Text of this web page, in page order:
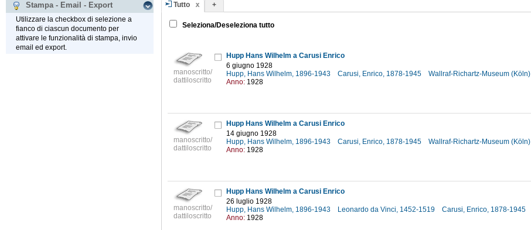
Stampa - Email - Export
Utilizzare la checkbox di selezione a
fianco di ciascun documento per
attivare le funzionalità di stampa, invio
email ed export.
Tutto +
Seleziona/Deseleziona tutto
manoscritto/
dattiloscritto
Hupp Hans Wilhelm a Carusi Enrico
6 giugno 1928
Hupp, Hans Wilhelm, 1896-1943
Carusi, Enrico, 1878-1945
Wallraf-Richartz-Museum (Köln)
Anno: 1928
manoscritto/
dattiloscritto
Hupp Hans Wilhelm a Carusi Enrico
14 giugno 1928
Hupp, Hans Wilhelm, 1896-1943
Carusi, Enrico, 1878-1945
Wallraf-Richartz-Museum (Köln)
Anno: 1928
manoscritto/
dattiloscritto
Hupp Hans Wilhelm a Carusi Enrico
26 luglio 1928
Hupp, Hans Wilhelm, 1896-1943
Leonardo da Vinci, 1452-1519 Carusi, Enrico, 1878-1945
Anno: 1928